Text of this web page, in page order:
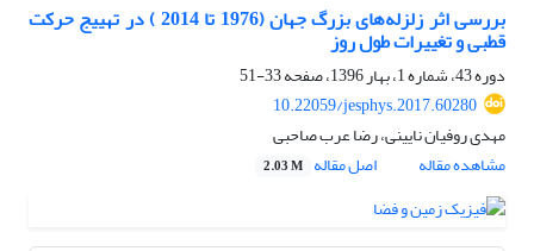
بررسی اثر زلزله‌های بزرگ جهان (1976 تا 2014 ) در تهییج حرکت
قطبی و تغییرات طول روز
دوره 43، شماره 1، بهار 1396، صفحه
33-51
10.22059/jesphys.2017.60280
مهدی روفیان نایینی، رضا عرب صاحبی
مشاهده مقاله
اصل مقاله 2.03 M